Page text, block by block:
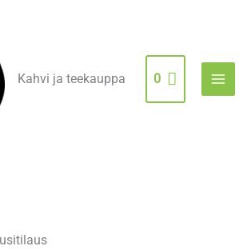
Kahvi ja teekauppa 0